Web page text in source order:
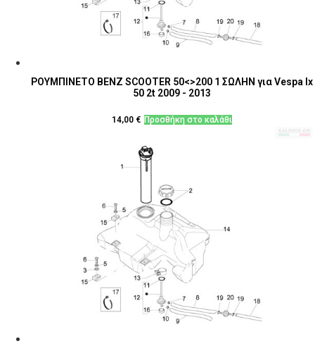
ΡΟΥΜΠΙΝΕΤΟ ΒΕΝΖ SCOOTER 50<>200 1 ΣΩΛΗΝ για Vespa lx
50 2t 2009 - 2013
14,00 € Προσθήκη στο καλάθι